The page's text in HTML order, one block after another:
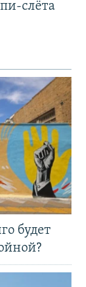
слёта
будет